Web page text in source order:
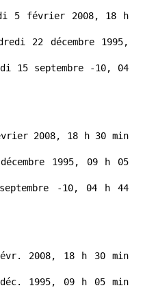
15 septembre -10, 04
-10, 04 h 44